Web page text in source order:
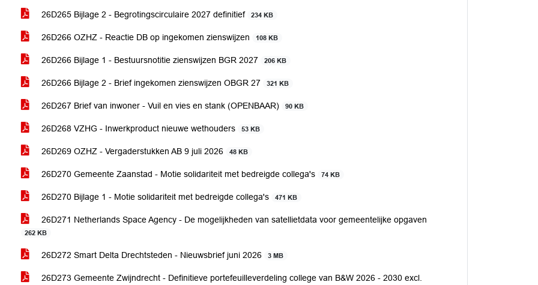
26D265 Bijlage 2 - Begrotingscirculaire 2027 definitief 234 KB
26D266 OZHZ - Reactie DB op ingekomen zienswijzen 108 KB
26D266 Bijlage 1 - Bestuursnotitie zienswijzen BGR 2027 206 KB
26D266 Bijlage 2 - Brief ingekomen zienswijzen OBGR 27 321 KB
26D267 Brief van inwoner - Vuil en vies en stank (OPENBAAR) 90 KB
26D268 VZHG - Inwerkproduct nieuwe wethouders 53 KB
26D269 OZHZ - Vergaderstukken AB 9 juli 2026 48 KB
26D270 Gemeente Zaanstad - Motie solidariteit met bedreigde collega's 74 KB
26D270 Bijlage 1 - Motie solidariteit met bedreigde collega's 471 KB
26D271 Netherlands Space Agency - De mogelijkheden van satellietdata voor gemeentelijke opgaven
262 KB
26D272 Smart Delta Drechtsteden - Nieuwsbrief juni 2026 3 MB
26D273 Gemeente Zwijndrecht - Definitieve portefeuilleverdeling college van B&W 2026 - 2030 excl.